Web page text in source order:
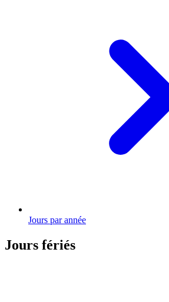
Jours par année
Jours fériés